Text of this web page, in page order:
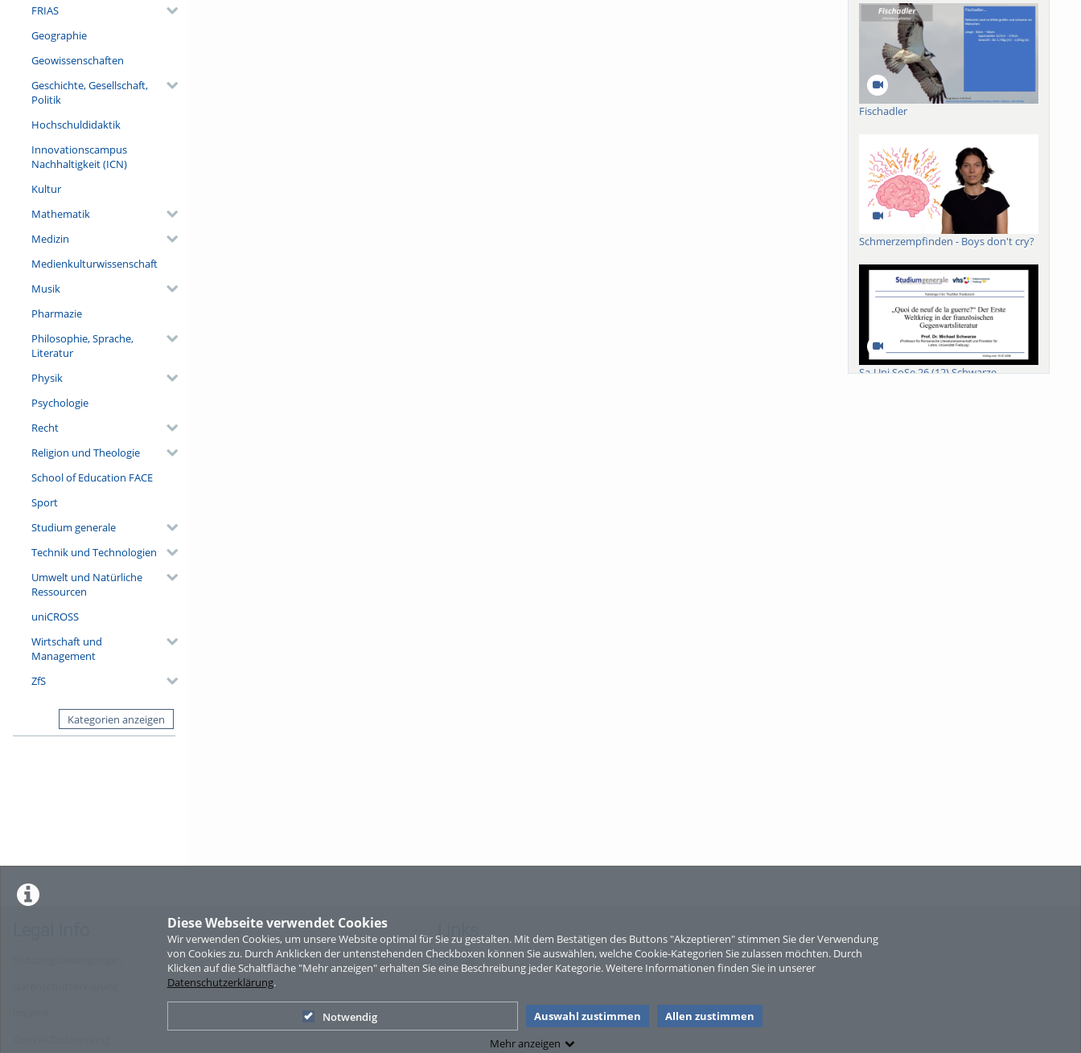
Diese Webseite verwendet Cookies
Wir verwenden Cookies, um unsere Website optimal für Sie zu gestalten. Mit dem Bestätigen des Buttons "Akzeptieren" stimmen Sie der Verwendung
von Cookies zu. Durch Anklicken der untenstehenden Checkboxen können Sie auswählen, welche Cookie-Kategorien Sie zulassen möchten. Durch
Klicken auf die Schaltfläche "Mehr anzeigen" erhalten Sie eine Beschreibung jeder Kategorie. Weitere Informationen finden Sie in unserer
Datenschutzerklärung.
Notwendig Auswahl zustimmen
Allen zustimmen
Mehr anzeigen
FRIAS
Geographie
Geowissenschaften
Geschichte, Gesellschaft,
Politik
Hochschuldidaktik
Innovationscampus
Nachhaltigkeit (ICN)
Kultur
Mathematik
Medizin
Medienkulturwissenschaft
Musik
Pharmazie
Philosophie, Sprache,
Literatur
Physik
Psychologie
Recht
Religion und Theologie
School of Education FACE
Sport
Studium generale
Technik und Technologien
Umwelt und Natürliche
Ressourcen
uniCROSS
Wirtschaft und
Management
ZfS
Kategorien anzeigen
Fischadler
Schmerzempfinden - Boys don't cry?
Sa-Uni SoSe 26 (12) Schwarze
Sperber
Links
Sitemap